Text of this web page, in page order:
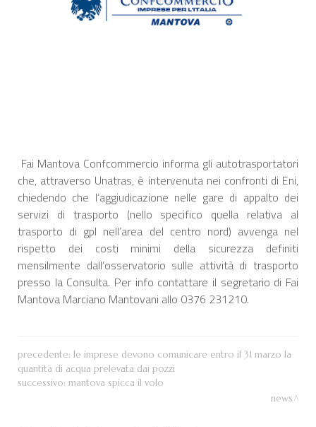
Fai Mantova Confcommercio informa gli autotrasportatori
che, attraverso Unatras, è intervenuta nei confronti di Eni,
chiedendo che l’aggiudicazione nelle gare di appalto dei
servizi di trasporto (nello specifico quella relativa al
trasporto di gpl nell’area del centro nord) avvenga nel
rispetto dei costi minimi della sicurezza definiti
mensilmente dall’osservatorio sulle attività di trasporto
presso la Consulta. Per info contattare il segretario di Fai
Mantova Marciano Mantovani allo 0376 231210.
precedente: le imprese devono comunicare entro il 31 marzo la
quantità di acqua prelevata dai pozzi
successivo: mantova spicca il volo
news